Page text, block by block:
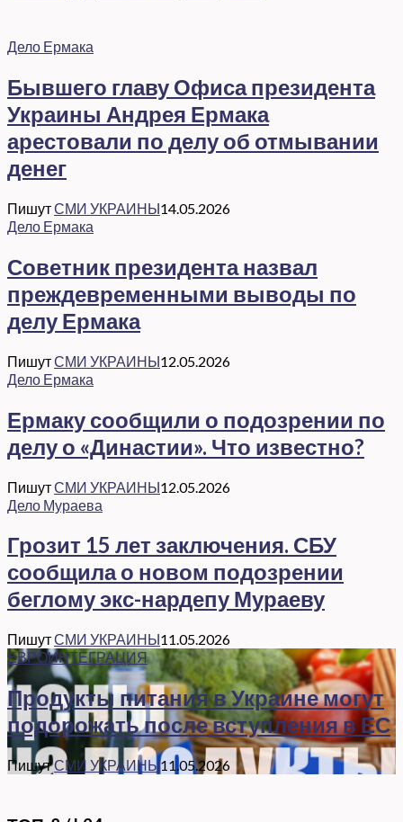
Дело Ермака
Бывшего главу Офиса президента
Украины Андрея Ермака
арестовали по делу об отмывании
денег
ПишутСМИ УКРАИНЫ14.05.2026
Дело Ермака
Советник президента назвал
преждевременными выводы по
делу Ермака
ПишутСМИ УКРАИНЫ12.05.2026
Дело Ермака
Ермаку сообщили о подозрении по
делу о «Династии». Что известно?
ПишутСМИ УКРАИНЫ12.05.2026
Дело Мураева
Грозит 15 лет заключения. СБУ
сообщила о новом подозрении
беглому экс-нардепу Мураеву
ПишутСМИ УКРАИНЫ11.05.2026
ЕВРОИНТЕГРАЦИЯ
Продукты питания в Украине могут
подорожать после вступления в ЕС
ПишутСМИ УКРАИНЫ11.05.2026